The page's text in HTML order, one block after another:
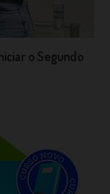
o Segundo